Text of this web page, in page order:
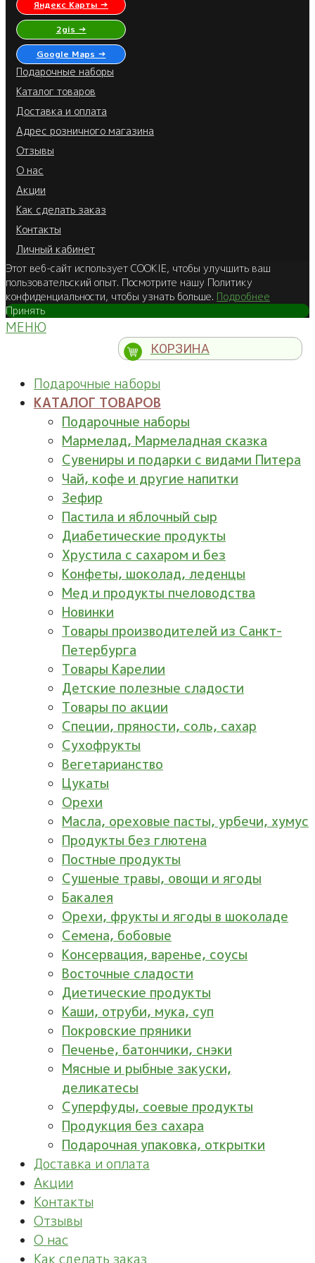
Яндекс Карты →
2gis →
Google Maps →
Подарочные наборы
Каталог товаров
Доставка и оплата
Адрес розничного магазина
Отзывы
О нас
Акции
Как сделать заказ
Контакты
Личный кабинет
Этот веб-сайт использует COOKIE, чтобы улучшить ваш
пользовательский опыт. Посмотрите нашу Политику
конфиденциальности, чтобы узнать больше. Подробнее
Принять
МЕНЮ
КОРЗИНА
Подарочные наборы
КАТАЛОГ ТОВАРОВ
Подарочные наборы
Мармелад, Мармеладная сказка
Сувениры и подарки с видами Питера
Чай, кофе и другие напитки
Зефир
Пастила и яблочный сыр
Диабетические продукты
Хрустила с сахаром и без
Конфеты, шоколад, леденцы
Мед и продукты пчеловодства
Новинки
Товары производителей из Санкт-
Петербурга
Товары Карелии
Детские полезные сладости
Товары по акции
Специи, пряности, соль, сахар
Сухофрукты
Вегетарианство
Цукаты
Орехи
Масла, ореховые пасты, урбечи, хумус
Продукты без глютена
Постные продукты
Сушеные травы, овощи и ягоды
Бакалея
Орехи, фрукты и ягоды в шоколаде
Семена, бобовые
Консервация, варенье, соусы
Восточные сладости
Диетические продукты
Каши, отруби, мука, суп
Покровские пряники
Печенье, батончики, снэки
Мясные и рыбные закуски,
деликатесы
Суперфуды, соевые продукты
Продукция без сахара
Подарочная упаковка, открытки
Доставка и оплата
Акции
Контакты
Отзывы
О нас
Как сделать заказ